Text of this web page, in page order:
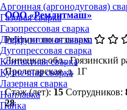
Аргонная (аргонодуговая)
Газовая сварка
Газопрессовая сварка
Диффузионная сварка
Дугопрессовая сварка
Контактная сварка
Кузнечная сварка
Лазерная сварка
Наплавка
Пайка
ООО «Ремлитмаш»
Рейтинг по отзывам:
Липецкая обл., Грязинский
Пролетарская, д. 1Г
Стаж (лет): 15 Сотрудников:
28